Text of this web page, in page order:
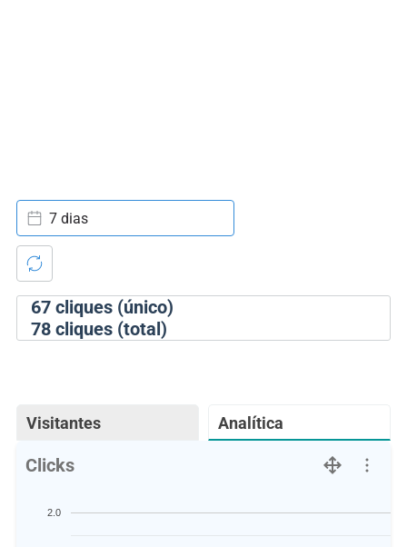
67cliques (único)
78cliques (total)
7 dias
Visitantes Analítica
Clicks
2.0